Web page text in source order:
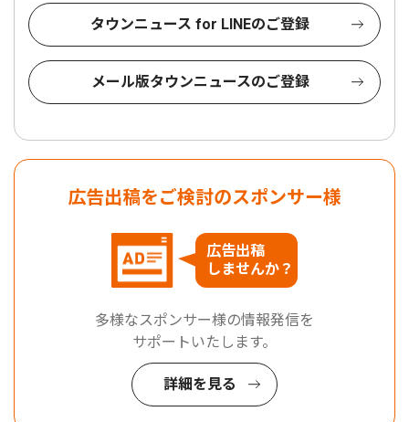
タウンニュース for LINEのご登録
メール版タウンニュースのご登録
広告出稿をご検討のスポンサー様
広告出稿
しませんか？
多様なスポンサー様の情報発信を
サポートいたします。
詳細を見る